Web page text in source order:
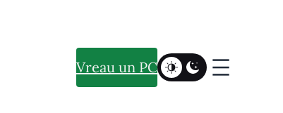
Vreau un PC